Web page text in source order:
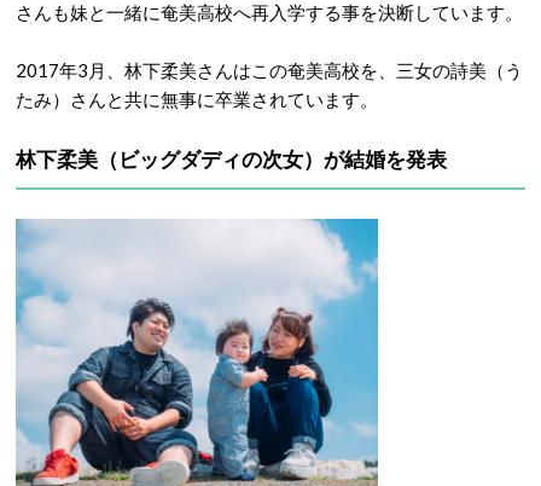
さんも妹と一緒に奄美高校へ再入学する事を決断しています。
2017年3月、林下柔美さんはこの奄美高校を、三女の詩美（う
たみ）さんと共に無事に卒業されています。
林下柔美（ビッグダディの次女）が結婚を発表